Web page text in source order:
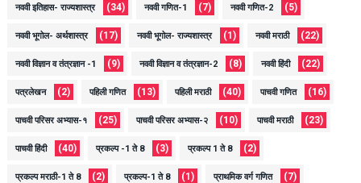
नववी इतिहास- राज्यशास्त्र (34) नववी गणित-1 (7) नववी गणित-2 (5)
नववी भूगोल- अर्थशास्त्र (17) नववी भूगोल- राज्यशास्त्र (1) नववी मराठी (22)
नववी विज्ञान व तंत्रज्ञान -1 (9) नववी विज्ञान व तंत्रज्ञान-2 (8) नववी हिंदी (22)
पत्रलेखन (2) पहिली गणित (13) पहिली मराठी (40) पाचवी गणित (16)
पाचवी परिसर अभ्यास-१ (25) पाचवी परिसर अभ्यास-२ (10) पाचवी मराठी (23)
पाचवी हिंदी (40) प्रकल्प -1 ते 8 (3) प्रकल्प 1 ते 8 (2)
प्रकल्प मराठी-1 ते 8 (2) प्रकल्प-1 ते 8 (1) प्राथमिक वर्ग गणित (7)